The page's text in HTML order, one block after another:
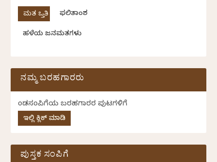
ಫಲಿತಾಂಶ
ಹಳೆಯ ಜನಮತಗಳು
ನಮ್ಮ ಬರಹಗಾರರು
ಕೆಂಡಸಂಪಿಗೆಯ ಬರಹಗಾರರ ಪುಟಗಳಿಗೆ
ಇಲ್ಲಿ ಕ್ಲಿಕ್ ಮಾಡಿ
ಪುಸ್ತಕ ಸಂಪಿಗೆ